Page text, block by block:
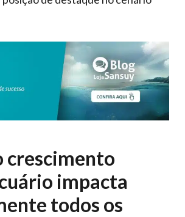
crescimento
impacta
todos os